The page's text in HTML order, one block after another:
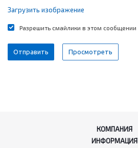
Загрузить изображение
Разрешить смайлики в этом сообщении
КОМПАНИЯ
ИНФОРМАЦИЯ